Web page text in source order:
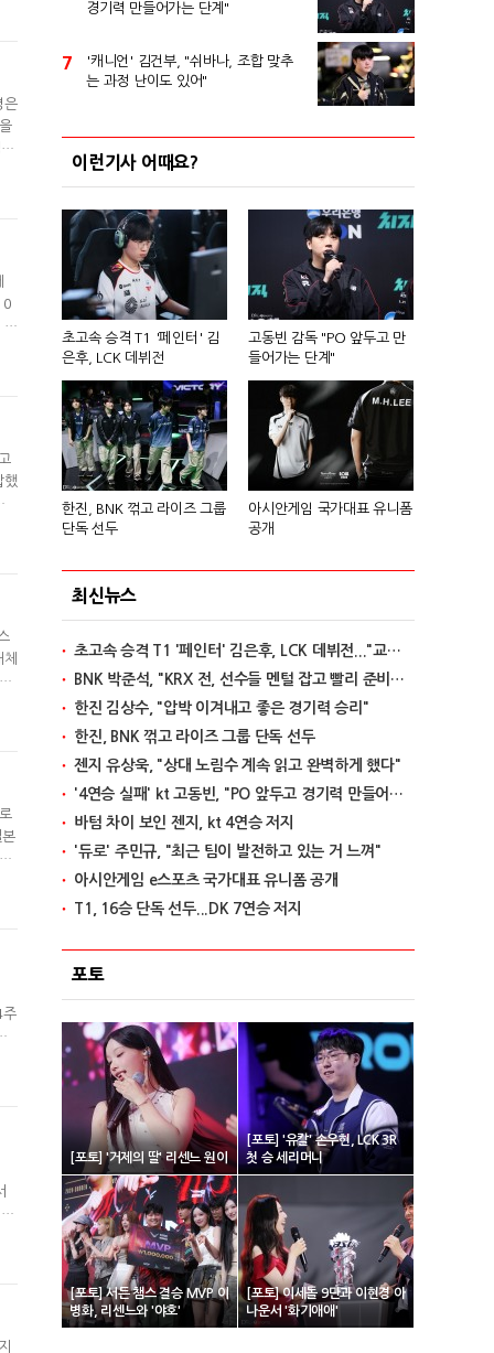
은
0
비
했
본
주
경기력 만들어가는 단계"
7
'캐니언' 김건부, "쉬바나, 조합 맞추
는 과정 난이도 있어"
이런기사 어때요?
초고속 승격 T1 '페인터' 김
은후, LCK 데뷔전
고동빈 감독 "PO 앞두고 만
들어가는 단계"
한진, BNK 꺾고 라이즈 그룹
단독 선두
아시안게임 국가대표 유니폼
공개
최신뉴스
초고속 승격 T1 '페인터' 김은후, LCK 데뷔전..."교전서 돋보이는 실력"
BNK 박준석, "KRX 전, 선수들 멘털 잡고 빨리 준비할 것"
한진 김상수, "압박 이겨내고 좋은 경기력 승리"
한진, BNK 꺾고 라이즈 그룹 단독 선두
젠지 유상욱, "상대 노림수 계속 읽고 완벽하게 했다"
'4연승 실패' kt 고동빈, "PO 앞두고 경기력 만들어가는 단계"
바텀 차이 보인 젠지, kt 4연승 저지
'듀로' 주민규, "최근 팀이 발전하고 있는 거 느껴"
아시안게임 e스포츠 국가대표 유니폼 공개
T1, 16승 단독 선두...DK 7연승 저지
포토
[포토] '거제의 딸' 리센느 원이
[포토] '유칼' 손우현, LCK 3R
첫 승 세리머니
[포토] 서든 챔스 결승 MVP 이
병화, 리센느와 '야호'
[포토] 이세돌 9단과 이현경 아
나운서 '화기애애'